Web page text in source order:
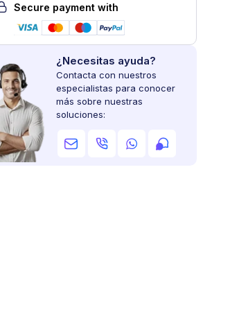
Secure payment with
¿Necesitas ayuda?
Contacta con nuestros
especialistas para conocer
más sobre nuestras
soluciones: